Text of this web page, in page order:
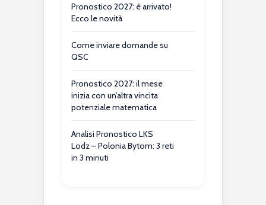
Pronostico 2027: è arrivato!
Ecco le novità
Come inviare domande su
QSC
Pronostico 2027: il mese
inizia con un’altra vincita
potenziale matematica
Analisi Pronostico LKS
Lodz – Polonia Bytom: 3 reti
in 3 minuti